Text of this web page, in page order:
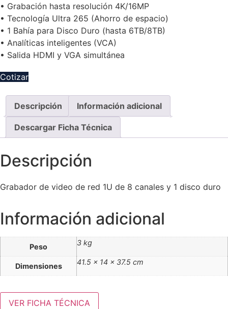
• Grabación hasta resolución 4K/16MP
• Tecnología Ultra 265 (Ahorro de espacio)
• 1 Bahía para Disco Duro (hasta 6TB/8TB)
• Analíticas inteligentes (VCA)
• Salida HDMI y VGA simultánea
Cotizar
Descripción Información adicional
Descargar Ficha Técnica
Descripción
Grabador de video de red 1U de 8 canales y 1 disco duro
Información adicional
Peso 3 kg
Dimensiones 41.5 × 14 × 37.5 cm
VER FICHA TÉCNICA